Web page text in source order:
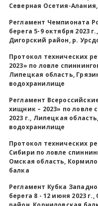
Северная Осетия-
Регламент Чемпионата
берега 5-9 октября 2023
Дигорский район, р.
Протокол технических
2023» по ловле
Липецкая область,
водохранилище
Регламент
хищник – 2023» по ловле
2023 г., Липецкая
водохранилище
Протокол технических
Сибири по ловле
Омская область,
балка
Регламент Кубка
берега 8 - 12 июня 2023